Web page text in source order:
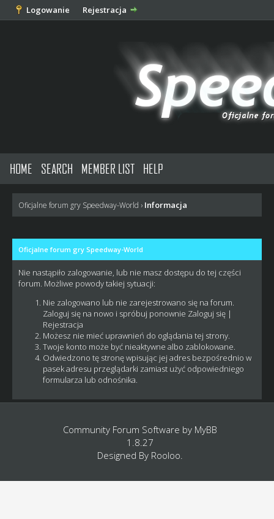
Logowanie Rejestracja
HOME SEARCH MEMBER LIST HELP
Oficjalne forum gry Speedway-World › Informacja
Oficjalne forum gry Speedway-World
Nie nastąpiło zalogowanie, lub nie masz dostępu do tej części
forum. Możliwe powody takiej sytuacji:
Nie zalogowano lub nie zarejestrowano się na forum.
Zaloguj się na nowo i spróbuj ponownie Zaloguj się|
Rejestracja
Możesz nie mieć uprawnień do oglądania tej strony.
Twoje konto może być nieaktywne albo zablokowane.
Odwiedzono tę stronę wpisując jej adres bezpośrednio w
pasek adresu przeglądarki zamiast użyć odpowiedniego
formularza lub odnośnika.
Community Forum Software by MyBB
1.8.27
Designed By Rooloo.